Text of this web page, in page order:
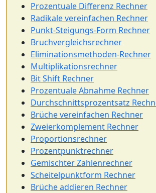
Prozentuale Differenz Rechner
Radikale vereinfachen Rechner
Punkt-Steigungs-Form Rechner
Bruchvergleichsrechner
Eliminationsmethoden-Rechner
Multiplikationsrechner
Bit Shift Rechner
Prozentuale Abnahme Rechner
Durchschnittsprozentsatz
Brüche vereinfachen Rechner
Zweierkomplement Rechner
Proportionsrechner
Prozentpunktrechner
Gemischter Zahlenrechner
Scheitelpunktform Rechner
Brüche addieren Rechner